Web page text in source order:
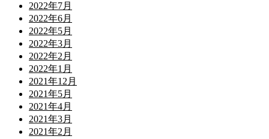
2022年7月
2022年6月
2022年5月
2022年3月
2022年2月
2022年1月
2021年12月
2021年5月
2021年4月
2021年3月
2021年2月